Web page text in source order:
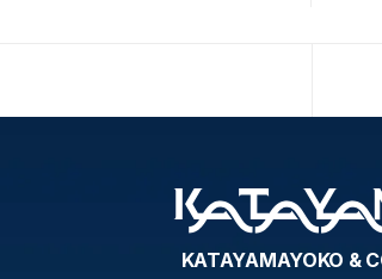
KATAYAMAYOKO &